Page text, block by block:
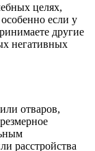
целях,
если у
другие
негативных
отваров,
расстройства